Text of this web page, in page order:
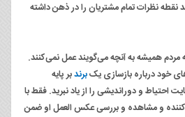
نقطه نظرات تمام مشتریان را در ذهن داشته
خود درباره بازسازی یکبرندبر پایه
احتیاط و دور‌اندیشی را از یاد نبرید. فقط با
و مشاهده و بررسی عکس العمل او ضمن